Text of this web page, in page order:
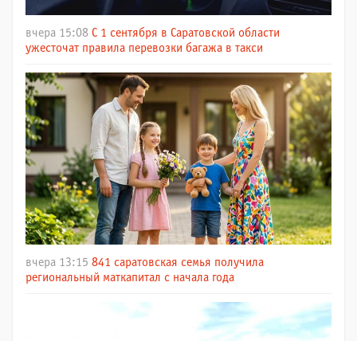
вчера 15:08 С 1 сентября в Саратовской области
ужесточат правила перевозки багажа в такси
вчера 13:15 841 саратовская семья получила
региональный маткапитал с начала года